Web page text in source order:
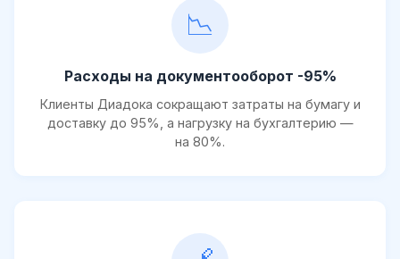
📉
Расходы на документооборот -95%
Клиенты Диадока сокращают затраты на бумагу и
доставку до 95%, а нагрузку на бухгалтерию —
на 80%.